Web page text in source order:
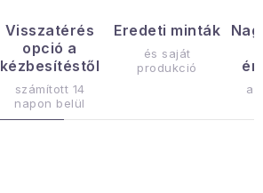
Visszatérés
opció a
kézbesítéstől
számított 14
napon belül
Eredeti minták
és saját
produkció